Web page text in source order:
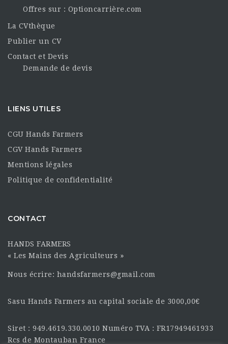
Offres sur : Optioncarrière.com
La CVthèque
Publier un CV
Contact et Devis
Demande de devis
LIENS UTILES
CGU Hands Farmers
CGV Hands Farmers
Mentions légales
Politique de confidentialité
CONTACT
HANDS FARMERS
« Les Mains des Agriculteurs »
Nous écrire: handsfarmers@gmail.com
Sasu Hands Farmers au capital sociale de 3000,00€
Siret : 949.4619.330.0010 Numéro TVA : FR17949461933
Rcs de Montauban France